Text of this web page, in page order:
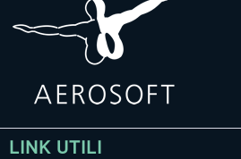
LINK UTILI